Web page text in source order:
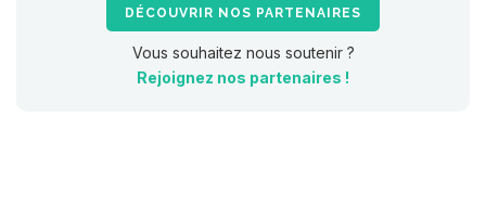
DÉCOUVRIR NOS PARTENAIRES
Vous souhaitez nous soutenir ?
Rejoignez nos partenaires !